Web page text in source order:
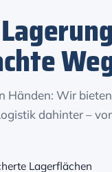
Händen: Wir
dahinter –
Lagerflächen